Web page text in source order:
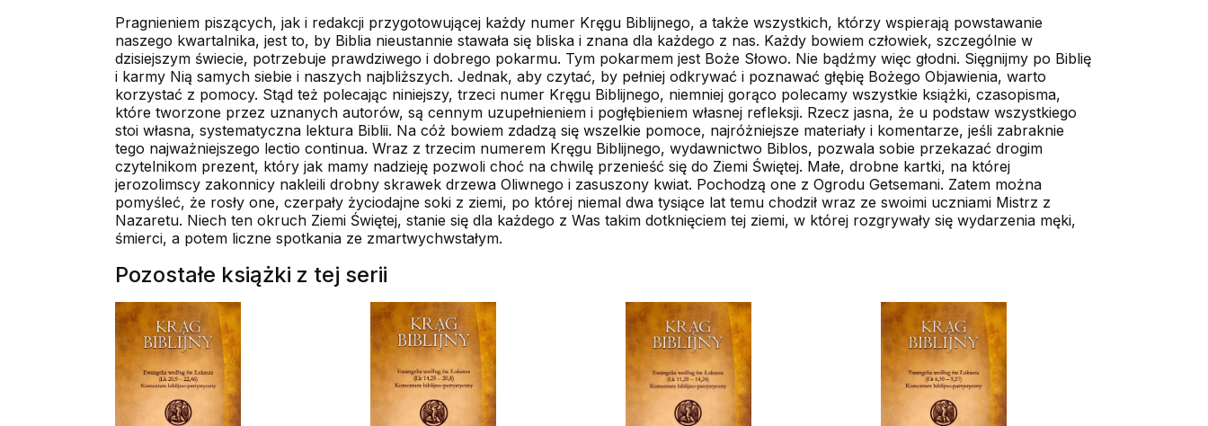
Pragnieniem piszących, jak i redakcji przygotowującej każdy numer Kręgu Biblijnego, a także wszystkich, którzy wspierają powstawanie
naszego kwartalnika, jest to, by Biblia nieustannie stawała się bliska i znana dla każdego z nas. Każdy bowiem człowiek, szczególnie w
dzisiejszym świecie, potrzebuje prawdziwego i dobrego pokarmu. Tym pokarmem jest Boże Słowo. Nie bądźmy więc głodni. Sięgnijmy po Biblię
i karmy Nią samych siebie i naszych najbliższych. Jednak, aby czytać, by pełniej odkrywać i poznawać głębię Bożego Objawienia, warto
korzystać z pomocy. Stąd też polecając niniejszy, trzeci numer Kręgu Biblijnego, niemniej gorąco polecamy wszystkie książki, czasopisma,
które tworzone przez uznanych autorów, są cennym uzupełnieniem i pogłębieniem własnej refleksji. Rzecz jasna, że u podstaw wszystkiego
stoi własna, systematyczna lektura Biblii. Na cóż bowiem zdadzą się wszelkie pomoce, najróżniejsze materiały i komentarze, jeśli zabraknie
tego najważniejszego lectio continua. Wraz z trzecim numerem Kręgu Biblijnego, wydawnictwo Biblos, pozwala sobie przekazać drogim
czytelnikom prezent, który jak mamy nadzieję pozwoli choć na chwilę przenieść się do Ziemi Świętej. Małe, drobne kartki, na której
jerozolimscy zakonnicy nakleili drobny skrawek drzewa Oliwnego i zasuszony kwiat. Pochodzą one z Ogrodu Getsemani. Zatem można
pomyśleć, że rosły one, czerpały życiodajne soki z ziemi, po której niemal dwa tysiące lat temu chodził wraz ze swoimi uczniami Mistrz z
Nazaretu. Niech ten okruch Ziemi Świętej, stanie się dla każdego z Was takim dotknięciem tej ziemi, w której rozgrywały się wydarzenia męki,
śmierci, a potem liczne spotkania ze zmartwychwstałym.
Pozostałe książki z tej serii